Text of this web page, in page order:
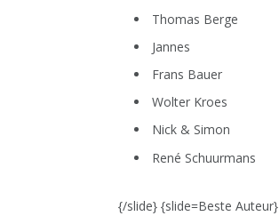
Thomas Berge
Jannes
Frans Bauer
Wolter Kroes
Nick & Simon
René Schuurmans
{/slide} {slide=Beste Auteur}